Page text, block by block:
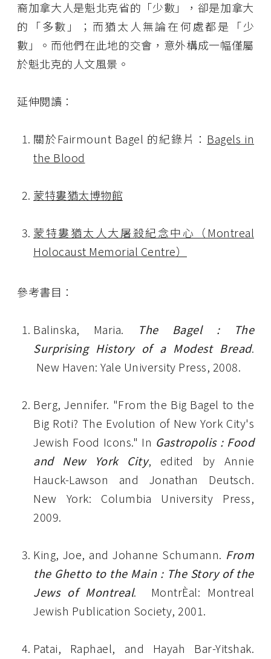
裔加拿大人是魁北克省的「少數」，卻是加拿大
的「多數」；而猶太人無論在何處都是「少
數」。而他們在此地的交會，意外構成一幅僅屬
於魁北克的人文風景。
延伸閱讀：
關於Fairmount Bagel 的紀錄片： Bagels in
the Blood
蒙特婁猶太博物館
蒙特婁猶太人大屠殺紀念中心（Montreal
Holocaust Memorial Centre）
參考書目：
Balinska, Maria.
The Bagel : The
Surprising History of a Modest Bread.
New Haven: Yale University Press, 2008.
Berg, Jennifer. "From the Big Bagel to the
Big Roti? The Evolution of New York City's
Jewish Food Icons." In Gastropolis : Food
and New York City, edited by Annie
Hauck-Lawson and Jonathan Deutsch.
New York: Columbia University Press,
2009.
King, Joe, and Johanne Schumann. From
the Ghetto to the Main : The Story of the
Jews of Montreal. MontrÈal: Montreal
Jewish Publication Society, 2001.
Patai, Raphael, and Hayah Bar-Yitshak.